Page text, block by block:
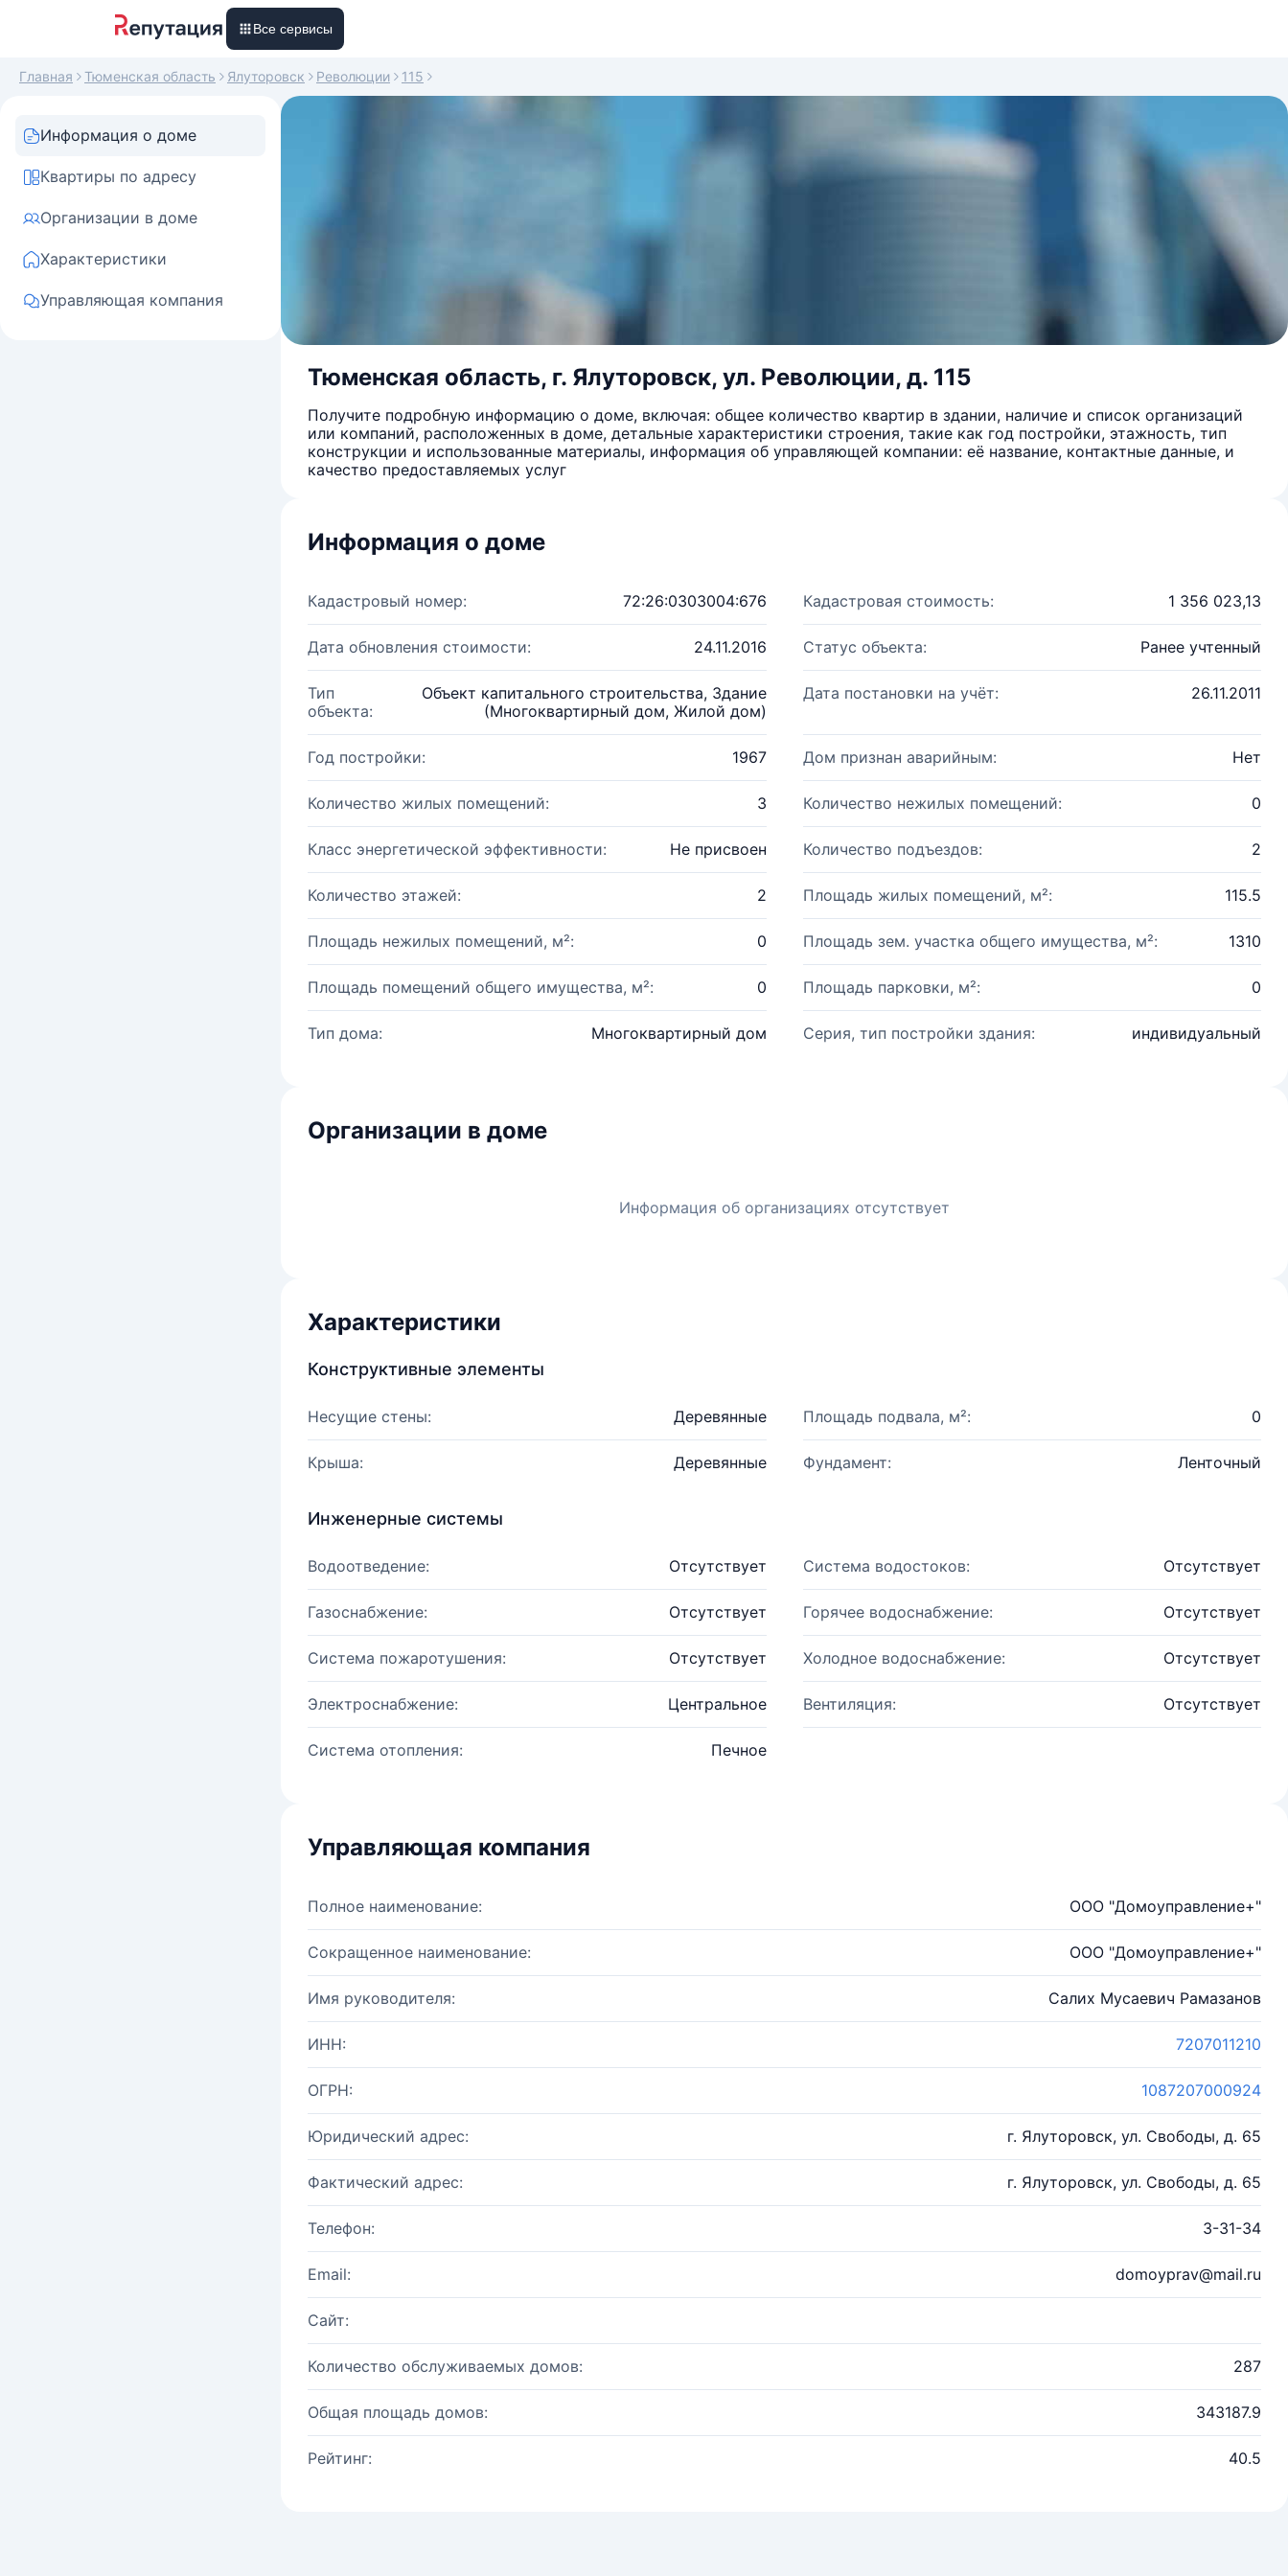
Все сервисы
Главная Тюменская область Ялуторовск Революции 115
Информация о доме
Квартиры по адресу
Организации в доме
Характеристики
Управляющая компания
Тюменская область, г. Ялуторовск, ул. Революции, д. 115
Получите подробную информацию о доме, включая: общее количество квартир в здании, наличие и список организаций
или компаний, расположенных в доме, детальные характеристики строения, такие как год постройки, этажность, тип
конструкции и использованные материалы, информация об управляющей компании: её название, контактные данные, и
качество предоставляемых услуг
Информация о доме
Кадастровый номер: 72:26:0303004:676 Кадастровая стоимость: 1 356 023,13
Дата обновления стоимости: 24.11.2016 Статус объекта: Ранее учтенный
Тип
объекта:
Объект капитального строительства, Здание
(Многоквартирный дом, Жилой дом)
Дата постановки на учёт: 26.11.2011
Год постройки: 1967 Дом признан аварийным: Нет
Количество жилых помещений: 3 Количество нежилых помещений: 0
Класс энергетической эффективности: Не присвоен Количество подъездов: 2
Количество этажей: 2 Площадь жилых помещений, м²: 115.5
Площадь нежилых помещений, м²: 0 Площадь зем. участка общего имущества, м²: 1310
Площадь помещений общего имущества, м²: 0 Площадь парковки, м²: 0
Тип дома: Многоквартирный дом Серия, тип постройки здания: индивидуальный
Организации в доме
Информация об организациях отсутствует
Характеристики
Конструктивные элементы
Несущие стены: Деревянные Площадь подвала, м²: 0
Крыша: Деревянные Фундамент: Ленточный
Инженерные системы
Водоотведение: Отсутствует Система водостоков: Отсутствует
Газоснабжение: Отсутствует Горячее водоснабжение: Отсутствует
Система пожаротушения: Отсутствует Холодное водоснабжение: Отсутствует
Электроснабжение: Центральное Вентиляция: Отсутствует
Система отопления: Печное
Управляющая компания
Полное наименование: ООО "Домоуправление+"
Сокращенное наименование: ООО "Домоуправление+"
Имя руководителя: Салих Мусаевич Рамазанов
ИНН: 7207011210
ОГРН: 1087207000924
Юридический адрес: г. Ялуторовск, ул. Свободы, д. 65
Фактический адрес: г. Ялуторовск, ул. Свободы, д. 65
Телефон: 3-31-34
Email: domoyprav@mail.ru
Сайт:
Количество обслуживаемых домов: 287
Общая площадь домов: 343187.9
Рейтинг: 40.5